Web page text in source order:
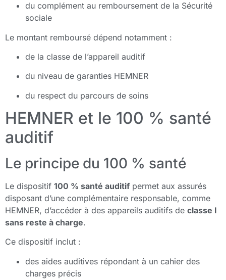
du complément au remboursement de la Sécurité
sociale
Le montant remboursé dépend notamment :
de la classe de l’appareil auditif
du niveau de garanties HEMNER
du respect du parcours de soins
HEMNER et le 100 % santé
auditif
Le principe du 100 % santé
Le dispositif 100 % santé auditif permet aux assurés
disposant d’une complémentaire responsable, comme
HEMNER, d’accéder à des appareils auditifs de classe I
sans reste à charge.
Ce dispositif inclut :
des aides auditives répondant à un cahier des
charges précis